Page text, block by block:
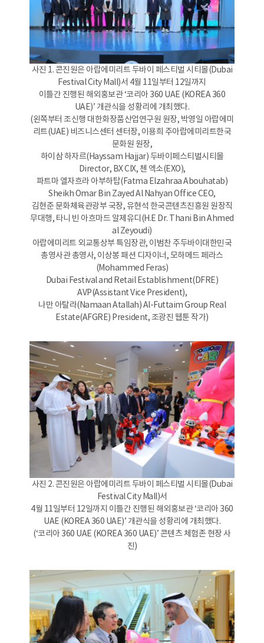
사진 1. 콘진원은 아랍에미리트 두바이 페스티벌 시티몰(Dubai
Festival City Mall)서 4월 11일부터 12일까지
이틀간 진행된 해외홍보관 ‘코리아 360 UAE (KOREA 360
UAE)’ 개관식을 성황리에 개최했다.
(왼쪽부터 조신행 대한화장품산업연구원 원장, 박영일 아랍에미
리트(UAE) 비즈니스센터 센터장, 이용희 주아랍에미리트한국
문화원 원장,
하이삼 하자르(Hayssam Hajjar) 두바이페스티벌시티몰
Director, BX CIX, 첸 엑소(EXO),
파트마 엘자흐라 아부하탑(Fatma Elzahraa Abouhatab)
Sheikh Omar Bin Zayed Al Nahyan Office CEO,
김현준 문화체육관광부 국장, 유현석 한국콘텐츠진흥원 원장직
무대행, 타니 빈 아흐마드 알제유디(H.E Dr. Thani Bin Ahmed
al Zeyoudi)
아랍에미리트 외교통상부 특임장관, 이범찬 주두바이대한민국
총영사관 총영사, 이상봉 패션 디자이너, 모하메드 페라스
(Mohammed Feras)
Dubai Festival and Retail Establishment(DFRE)
AVP(Assistant Vice President),
나만 아탈라(Namaan Atallah) Al-Futtaim Group Real
Estate(AFGRE) President, 조광진 웹툰 작가)
사진 2. 콘진원은 아랍에미리트 두바이 페스티벌 시티몰(Dubai
Festival City Mall)서
4월 11일부터 12일까지 이틀간 진행된 해외홍보관 ‘코리아 360
UAE (KOREA 360 UAE)’ 개관식을 성황리에 개최했다.
(‘코리아 360 UAE (KOREA 360 UAE)’ 콘텐츠 체험존 현장 사
진)